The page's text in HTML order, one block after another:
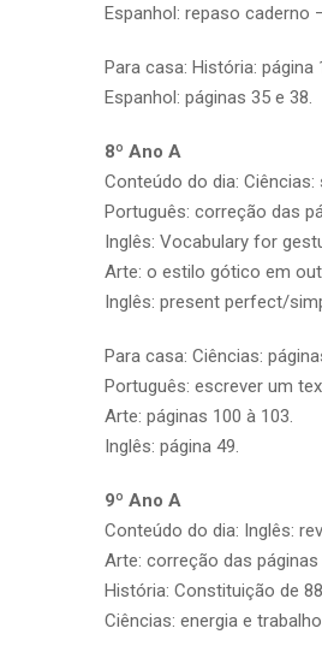
Espanhol: repaso caderno
Para casa: História: página
Espanhol: páginas 35 e 38.
8º Ano A
Conteúdo do dia:
Português: correção das
Inglês: Vocabulary for
Arte: o estilo gótico em
Inglês: present perfect/
Para casa: Ciências:
Português: escrever um
Arte: páginas 100 à 103.
Inglês: página 49.
9º Ano A
Conteúdo do dia: Inglês:
Arte: correção das páginas
História: Constituição de 88.
Ciências: energia e